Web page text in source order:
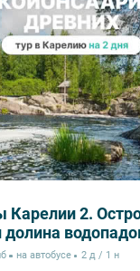
Карелии 2.
долина
на автобусе 2 д / 1 н